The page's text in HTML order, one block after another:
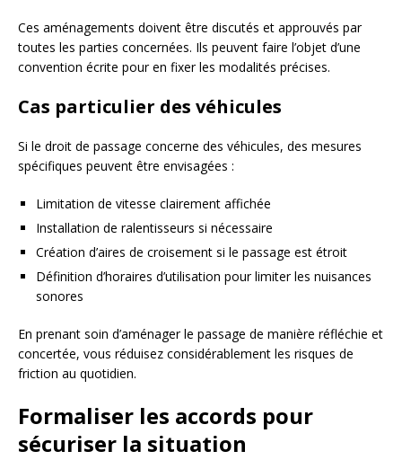
Ces aménagements doivent être discutés et approuvés par
toutes les parties concernées. Ils peuvent faire l’objet d’une
convention écrite pour en fixer les modalités précises.
Cas particulier des véhicules
Si le droit de passage concerne des véhicules, des mesures
spécifiques peuvent être envisagées :
Limitation de vitesse clairement affichée
Installation de ralentisseurs si nécessaire
Création d’aires de croisement si le passage est étroit
Définition d’horaires d’utilisation pour limiter les nuisances
sonores
En prenant soin d’aménager le passage de manière réfléchie et
concertée, vous réduisez considérablement les risques de
friction au quotidien.
Formaliser les accords pour
sécuriser la situation